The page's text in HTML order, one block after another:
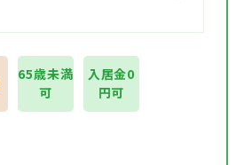
65歳未満
可
入居金0
円可